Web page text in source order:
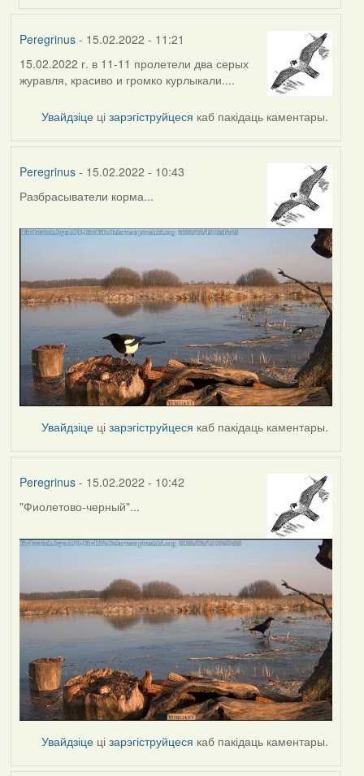
Peregrinus- 15.02.2022 - 11:21
15.02.2022 г. в 11-11 пролетели два серых
журавля, красиво и громко курлыкали....
Увайдзіце цізарэгіструйцеся каб пакідаць каментары.
Peregrinus- 15.02.2022 - 10:43
Разбрасыватели корма...
Увайдзіце цізарэгіструйцеся каб пакідаць каментары.
Peregrinus- 15.02.2022 - 10:42
"Фиолетово-черный"...
Увайдзіце цізарэгіструйцеся каб пакідаць каментары.